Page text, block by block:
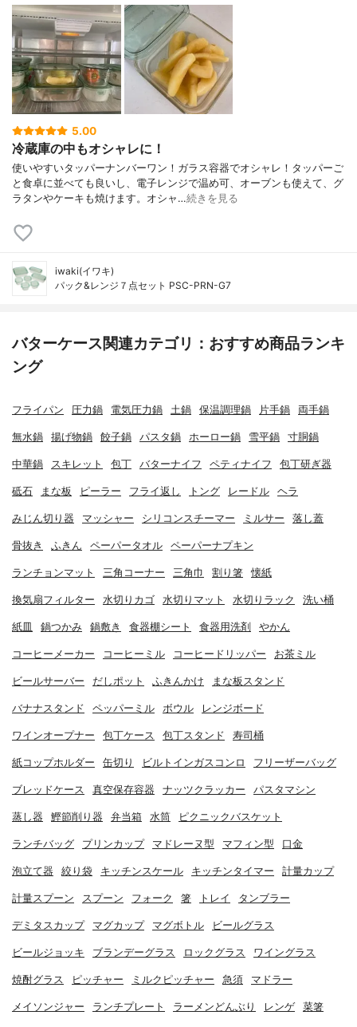
5.00
冷蔵庫の中もオシャレに！
使いやすいタッパーナンバーワン！ガラス容器でオシャレ！タッパーご
と食卓に並べても良いし、電子レンジで温め可、オーブンも使えて、グ
ラタンやケーキも焼けます。オシャ…続きを見る
iwaki(イワキ)
パック&レンジ７点セット PSC-PRN-G7
バターケース関連カテゴリ：おすすめ商品ランキ
ング
フライパン 圧力鍋 電気圧力鍋 土鍋 保温調理鍋 片手鍋 両手鍋
無水鍋 揚げ物鍋 餃子鍋 パスタ鍋 ホーロー鍋 雪平鍋 寸胴鍋
中華鍋 スキレット 包丁 バターナイフ ペティナイフ 包丁研ぎ器
砥石 まな板 ピーラー フライ返し トング レードル ヘラ
みじん切り器 マッシャー シリコンスチーマー ミルサー 落し蓋
骨抜き ふきん ペーパータオル ペーパーナプキン
ランチョンマット 三角コーナー 三角巾 割り箸 懐紙
換気扇フィルター 水切りカゴ 水切りマット 水切りラック 洗い桶
紙皿 鍋つかみ 鍋敷き 食器棚シート 食器用洗剤 やかん
コーヒーメーカー コーヒーミル コーヒードリッパー お茶ミル
ビールサーバー だしポット ふきんかけ まな板スタンド
バナナスタンド ペッパーミル ボウル レンジボード
ワインオープナー 包丁ケース 包丁スタンド 寿司桶
紙コップホルダー 缶切り ビルトインガスコンロ フリーザーバッグ
ブレッドケース 真空保存容器 ナッツクラッカー パスタマシン
蒸し器 鰹節削り器 弁当箱 水筒 ピクニックバスケット
ランチバッグ プリンカップ マドレーヌ型 マフィン型 口金
泡立て器 絞り袋 キッチンスケール キッチンタイマー 計量カップ
計量スプーン スプーン フォーク 箸 トレイ タンブラー
デミタスカップ マグカップ マグボトル ビールグラス
ビールジョッキ ブランデーグラス ロックグラス ワイングラス
焼酎グラス ピッチャー ミルクピッチャー 急須 マドラー
メイソンジャー ランチプレート ラーメンどんぶり レンゲ 菜箸